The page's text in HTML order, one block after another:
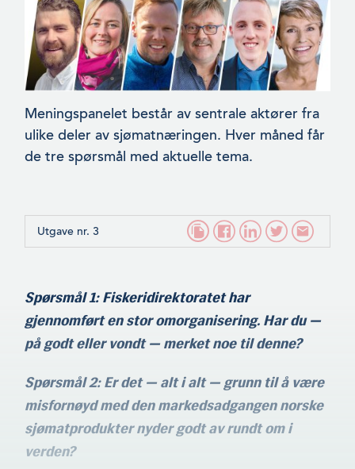
Meningspanelet består av sentrale aktører fra
ulike deler av sjømatnæringen. Hver måned får
de tre spørsmål med aktuelle tema.
Utgave nr. 3
Spørsmål 1: Fiskeridirektoratet har
gjennomført en stor omorganisering. Har du —
på godt eller vondt — merket noe til denne?
Spørsmål 2: Er det — alt i alt — grunn til å være
misfornøyd med den markedsadgangen norske
sjømatprodukter nyder godt av rundt om i
verden?